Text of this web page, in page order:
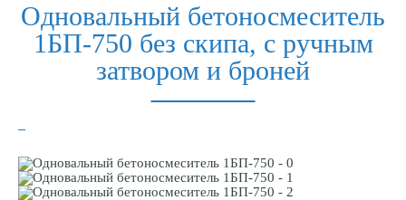
Одновальный бетоносмеситель
1БП-750 без скипа, с ручным
затвором и броней